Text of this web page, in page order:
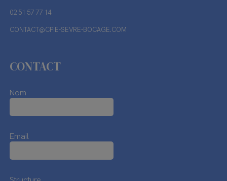
02 51 57 77 14
CONTACT@CPIE-SEVRE-BOCAGE.COM
CONTACT
Nom
Email